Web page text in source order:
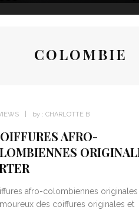
COLOMBIE
by : CHARLOTTE B
AFRO-
afro-colombiennes
des coiffures originales et